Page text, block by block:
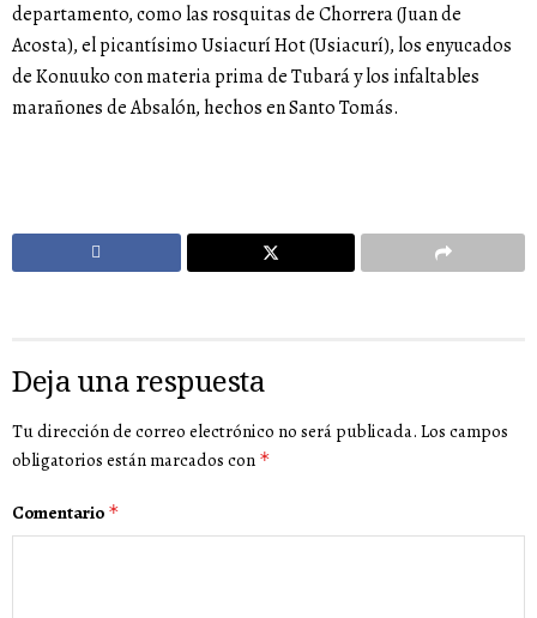
departamento, como las rosquitas de Chorrera (Juan de
Acosta), el picantísimo Usiacurí Hot (Usiacurí), los enyucados
de Konuuko con materia prima de Tubará y los infaltables
marañones de Absalón, hechos en Santo Tomás.
Deja una respuesta
Tu dirección de correo electrónico no será publicada. Los campos
obligatorios están marcados con *
Comentario *